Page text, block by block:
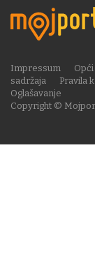
Copyright ©
Impressum
sadržaja
Pravila
Oglašavanje